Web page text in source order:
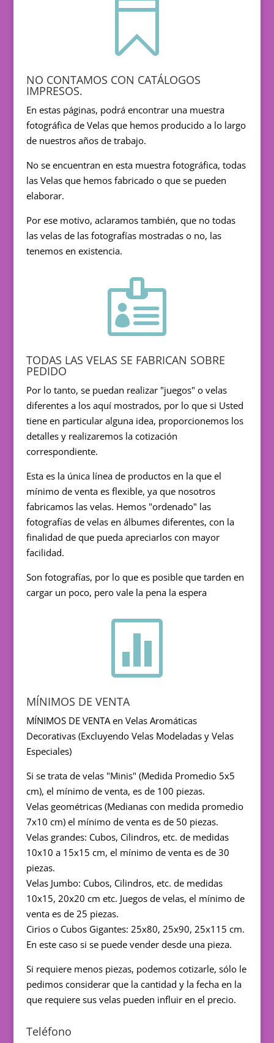

NO CONTAMOS CON CATÁLOGOS
IMPRESOS.
En estas páginas, podrá encontrar una muestra
fotográfica de Velas que hemos producido a lo largo
de nuestros años de trabajo.
No se encuentran en esta muestra fotográfica, todas
las Velas que hemos fabricado o que se pueden
elaborar.
Por ese motivo, aclaramos también, que no todas
las velas de las fotografías mostradas o no, las
tenemos en existencia.

TODAS LAS VELAS SE FABRICAN SOBRE
PEDIDO
Por lo tanto, se puedan realizar "juegos" o velas
diferentes a los aquí mostrados, por lo que si Usted
tiene en particular alguna idea, proporcionemos los
detalles y realizaremos la cotización
correspondiente.
Esta es la única línea de productos en la que el
mínimo de venta es flexible, ya que nosotros
fabricamos las velas. Hemos "ordenado" las
fotografías de velas en álbumes diferentes, con la
finalidad de que pueda apreciarlos con mayor
facilidad.
Son fotografías, por lo que es posible que tarden en
cargar un poco, pero vale la pena la espera

MÍNIMOS DE VENTA
MÍNIMOS DE VENTA en Velas Aromáticas
Decorativas (Excluyendo Velas Modeladas y Velas
Especiales)
Si se trata de velas "Minis" (Medida Promedio 5x5
cm), el mínimo de venta, es de 100 piezas.
Velas geométricas (Medianas con medida promedio
7x10 cm) el mínimo de venta es de 50 piezas.
Velas grandes: Cubos, Cilindros, etc. de medidas
10x10 a 15x15 cm, el mínimo de venta es de 30
piezas.
Velas Jumbo: Cubos, Cilindros, etc. de medidas
10x15, 20x20 cm etc. Juegos de velas, el mínimo de
venta es de 25 piezas.
Cirios o Cubos Gigantes: 25x80, 25x90, 25x115 cm.
En este caso si se puede vender desde una pieza.
Si requiere menos piezas, podemos cotizarle, sólo le
pedimos considerar que la cantidad y la fecha en la
que requiere sus velas pueden influir en el precio.
Teléfono